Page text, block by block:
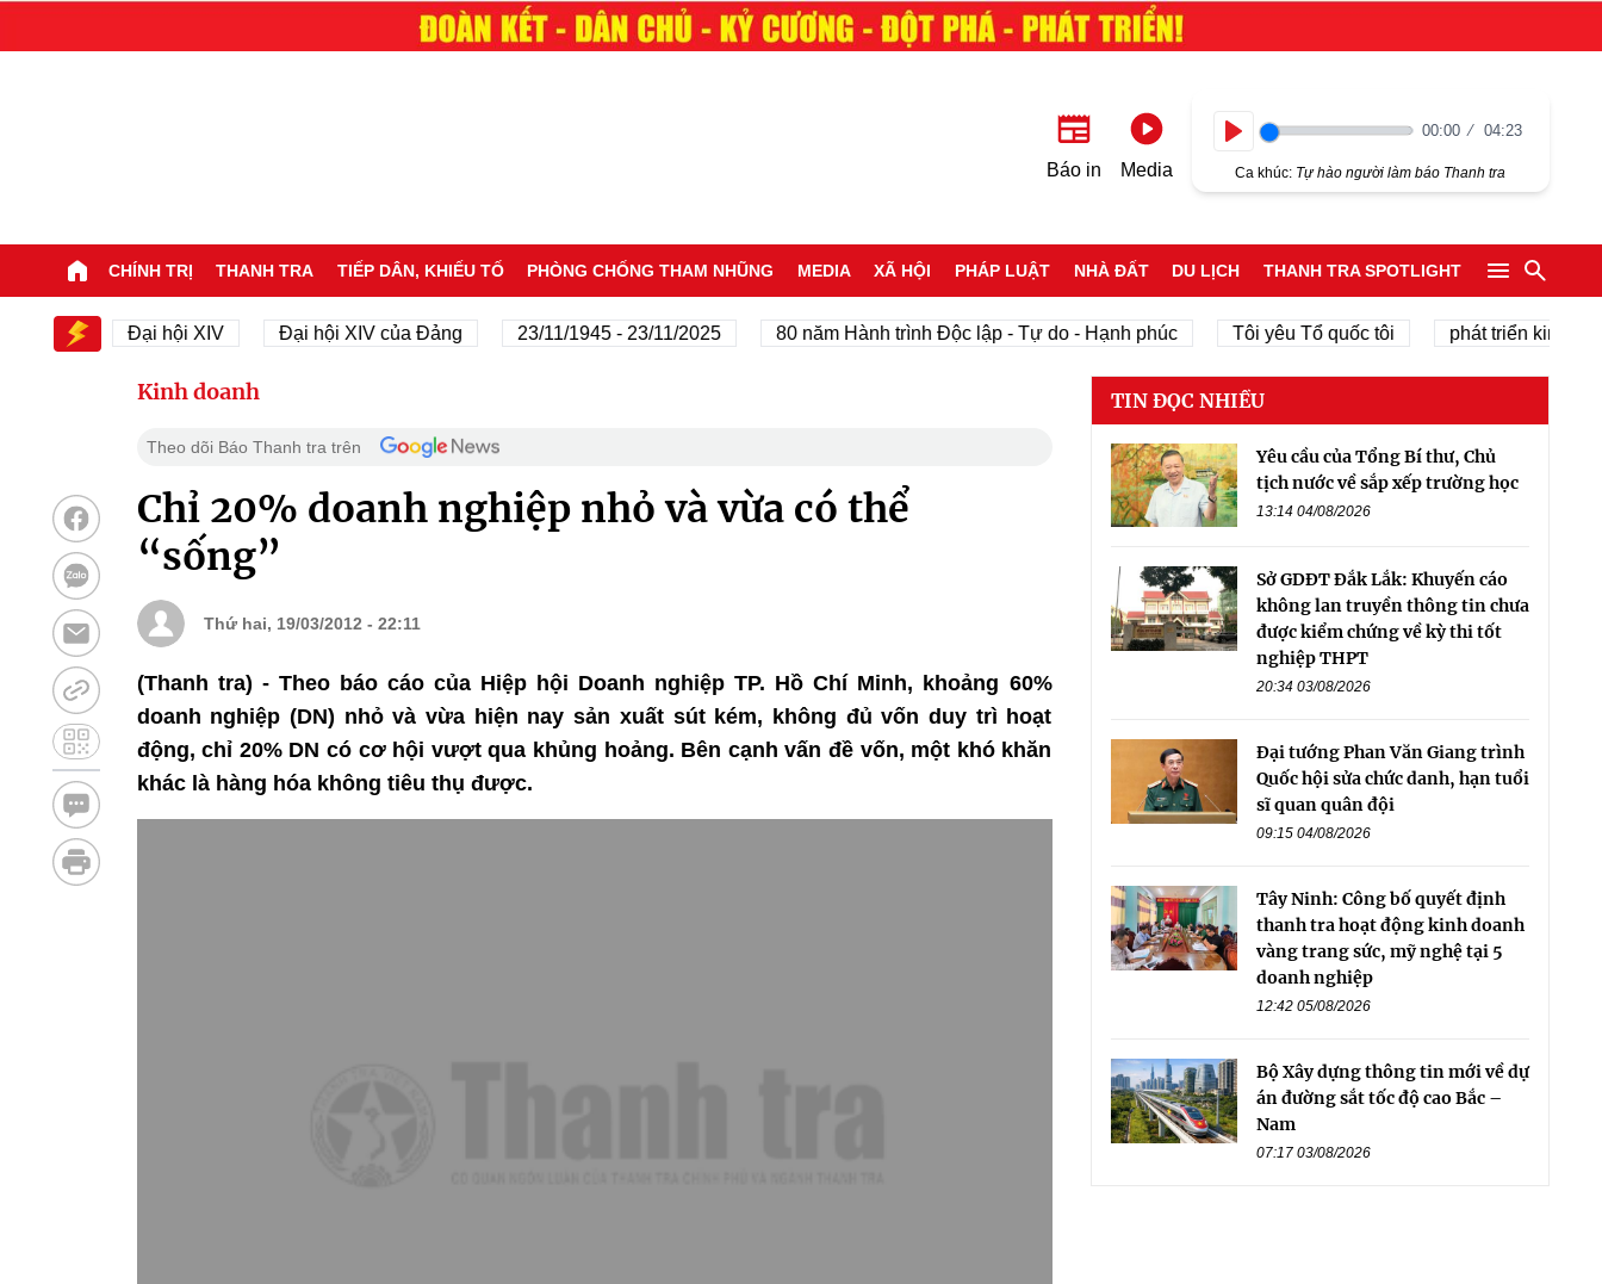
Báo in Media
00:00 04:23
Ca khúc: Tự hào người làm báo Thanh tra
CHÍNH TRỊ THANH TRA TIẾP DÂN, KHIẾU TỐ PHÒNG CHỐNG THAM NHŨNG MEDIA XÃ HỘI PHÁP LUẬT NHÀ ĐẤT DU LỊCH THANH TRA SPOTLIGHT
Đại hội XIV Đại hội XIV của Đảng 23/11/1945 - 23/11/2025 80 năm Hành trình Độc lập - Tự do - Hạnh phúc Tôi yêu Tổ quốc tôi phát triển kinh tế tư nhân
Kinh doanh
Theo dõi Báo Thanh tra trên
Chỉ 20% doanh nghiệp nhỏ và vừa có thể
“sống”
Thứ hai, 19/03/2012 - 22:11
(Thanh tra) - Theo báo cáo của Hiệp hội Doanh nghiệp TP. Hồ Chí Minh, khoảng 60%
doanh nghiệp (DN) nhỏ và vừa hiện nay sản xuất sút kém, không đủ vốn duy trì hoạt
động, chỉ 20% DN có cơ hội vượt qua khủng hoảng. Bên cạnh vấn đề vốn, một khó khăn
khác là hàng hóa không tiêu thụ được.
TIN ĐỌC NHIỀU
Yêu cầu của Tổng Bí thư, Chủ
tịch nước về sắp xếp trường học
13:14 04/08/2026
Sở GDĐT Đắk Lắk: Khuyến cáo
không lan truyền thông tin chưa
được kiểm chứng về kỳ thi tốt
nghiệp THPT
20:34 03/08/2026
Đại tướng Phan Văn Giang trình
Quốc hội sửa chức danh, hạn tuổi
sĩ quan quân đội
09:15 04/08/2026
Tây Ninh: Công bố quyết định
thanh tra hoạt động kinh doanh
vàng trang sức, mỹ nghệ tại 5
doanh nghiệp
12:42 05/08/2026
Bộ Xây dựng thông tin mới về dự
án đường sắt tốc độ cao Bắc –
Nam
07:17 03/08/2026